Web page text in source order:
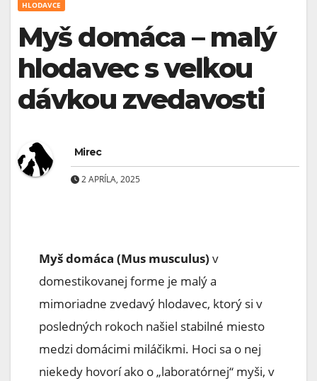
HLODAVCE
Myš domáca – malý
hlodavec s veľkou
dávkou zvedavosti
Mirec
2 APRÍLA, 2025
Myš domáca (Mus musculus) v
domestikovanej forme je malý a
mimoriadne zvedavý hlodavec, ktorý si v
posledných rokoch našiel stabilné miesto
medzi domácimi miláčikmi. Hoci sa o nej
niekedy hovorí ako o „laboratórnej“ myši, v